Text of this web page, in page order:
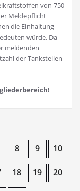
von 750
Meldepflicht
die Einhaltung
würde. Da
meldenden
der Tankstellen
8 9 10
18 19 20